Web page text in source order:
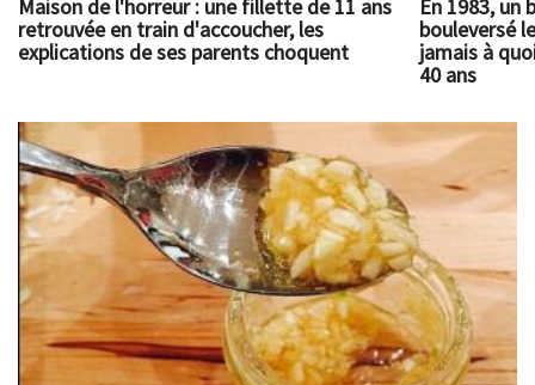
Maison de l'horreur : une fillette de 11 ans
retrouvée en train d'accoucher, les
explications de ses parents choquent
En 1983, un
bouleversé
jamais à
40 ans